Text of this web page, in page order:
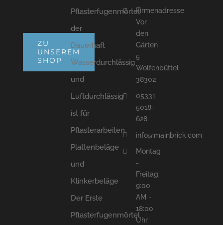
ZU
UNSEREM
SHOP
Pflasterfugenmörtel
der
Dauerhaft
Wasserdurchlässig
und
Luftdurchlässig
ist für
Pflasterarbeiten,
Plattenbeläge
und
Klinkerbeläge
Der Erste
Pflasterfugenmörtel
Firmenadresse
Vor
den
Gärten
5
Wolfenbüttel
38302
05331
5018-
628
info@mainbrick.com
Montag
-
Freitag:
9:00
AM -
18:00
Uhr